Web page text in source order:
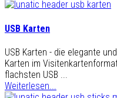
USB Karten
USB Karten - die elegante
Karten im
flachsten USB ...
Weiterlesen...